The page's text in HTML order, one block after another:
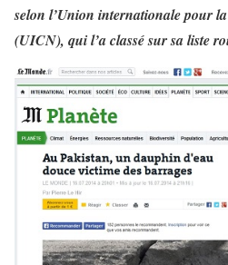
selon l’Union internationale pour
(UICN), qui l’a classé sur sa liste